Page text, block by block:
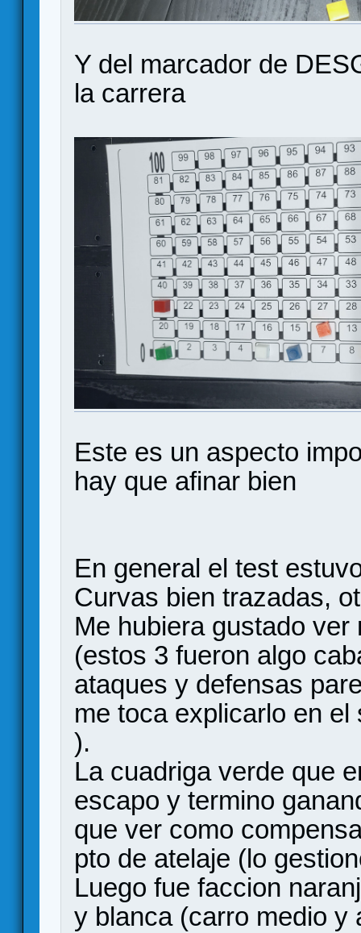
Y del marcador de
la carrera
Este es un aspecto
hay que afinar bien
En general el test
Curvas bien trazadas,
Me hubiera gustado
(estos 3 fueron algo
ataques y defensas
me toca explicarlo en
).
La cuadriga verde que
escapo y termino
que ver como
pto de atelaje (lo
Luego fue faccion
y blanca (carro medio y